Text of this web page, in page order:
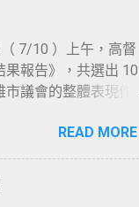
容，都曾經歷多個版
制局）的寶貴建議，
性及永續理念，並
社會的進步需要進步
想周全，民間團體多
著眼點就是「高雄市
7/10 ）上午，高督
報告》，共選出 10
市議會的整體表現作
數量以及會議中議員
間延後近 3 個月。
靜、邱俊憲、許采
；此 10 位議員不論
READ